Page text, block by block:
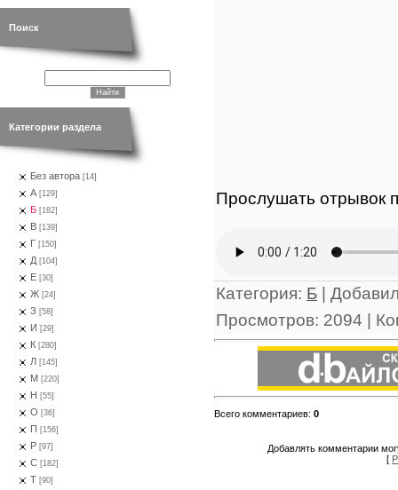
Поиск
Категории раздела
Без автора [14]
А [129]
Б [182]
В [139]
Г [150]
Д [104]
Е [30]
Ж [24]
З [58]
И [29]
К [280]
Л [145]
М [220]
Н [55]
О [36]
П [156]
Р [97]
С [182]
Т [90]
Прослушать отрывок
Категория: Б |
Просмотров: 2094 |
Всего комментариев: 0
Добавлять комментарии
[